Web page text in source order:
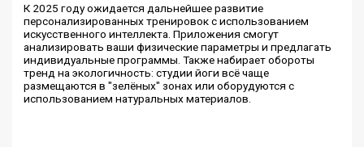
К 2025 году ожидается дальнейшее развитие
персонализированных тренировок с использованием
искусственного интеллекта. Приложения смогут
анализировать ваши физические параметры и предлагать
индивидуальные программы. Также набирает обороты
тренд на экологичность: студии йоги всё чаще
размещаются в "зелёных" зонах или оборудуются с
использованием натуральных материалов.